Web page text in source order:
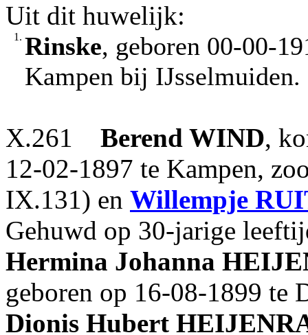
Uit dit huwelijk:
1. Rinske, geboren 00-00-
Kampen bij IJsselmuiden.
X.261 Berend WIND,
12-02-1897 te Kampen,
IX.131) en Willempje
Gehuwd op 30-jarige
Hermina Johanna
geboren op 16-08-1899 te
Dionis Hubert